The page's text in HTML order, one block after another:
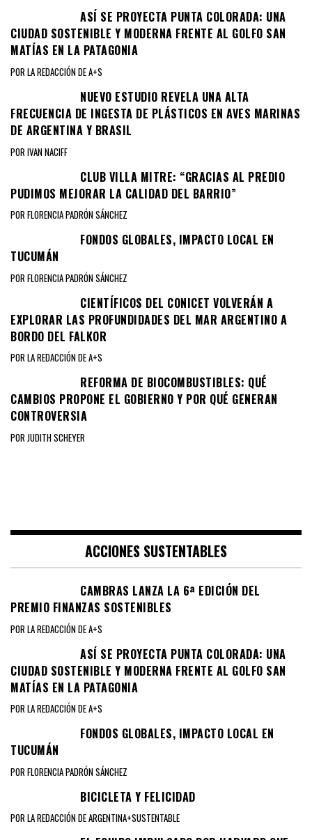
ASÍ SE PROYECTA PUNTA COLORADA: UNA
CIUDAD SOSTENIBLE Y MODERNA FRENTE AL GOLFO SAN
MATÍAS EN LA PATAGONIA
POR LA REDACCIÓN DE A+S
NUEVO ESTUDIO REVELA UNA ALTA
FRECUENCIA DE INGESTA DE PLÁSTICOS EN AVES MARINAS
DE ARGENTINA Y BRASIL
POR IVAN NACIFF
CLUB VILLA MITRE: “GRACIAS AL PREDIO
PUDIMOS MEJORAR LA CALIDAD DEL BARRIO”
POR FLORENCIA PADRÓN SÁNCHEZ
FONDOS GLOBALES, IMPACTO LOCAL EN
TUCUMÁN
POR FLORENCIA PADRÓN SÁNCHEZ
CIENTÍFICOS DEL CONICET VOLVERÁN A
EXPLORAR LAS PROFUNDIDADES DEL MAR ARGENTINO A
BORDO DEL FALKOR
POR LA REDACCIÓN DE A+S
REFORMA DE BIOCOMBUSTIBLES: QUÉ
CAMBIOS PROPONE EL GOBIERNO Y POR QUÉ GENERAN
CONTROVERSIA
POR JUDITH SCHEYER
ACCIONES SUSTENTABLES
CAMBRAS LANZA LA 6ª EDICIÓN DEL
PREMIO FINANZAS SOSTENIBLES
POR LA REDACCIÓN DE A+S
ASÍ SE PROYECTA PUNTA COLORADA: UNA
CIUDAD SOSTENIBLE Y MODERNA FRENTE AL GOLFO SAN
MATÍAS EN LA PATAGONIA
POR LA REDACCIÓN DE A+S
FONDOS GLOBALES, IMPACTO LOCAL EN
TUCUMÁN
POR FLORENCIA PADRÓN SÁNCHEZ
BICICLETA Y FELICIDAD
POR LA REDACCIÓN DE ARGENTINA+SUSTENTABLE